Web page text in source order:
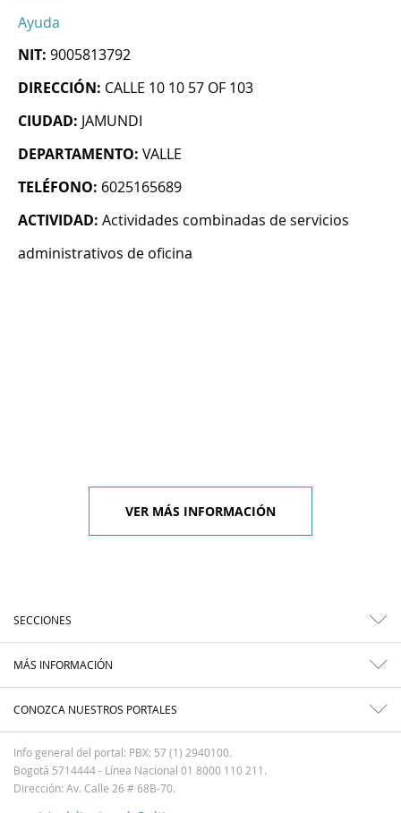
Ayuda
NIT: 9005813792
DIRECCIÓN: CALLE 10 10 57 OF 103
CIUDAD: JAMUNDI
DEPARTAMENTO: VALLE
TELÉFONO: 6025165689
ACTIVIDAD: Actividades combinadas de servicios
administrativos de oficina
VER MÁS INFORMACIÓN
SECCIONES
MÁS INFORMACIÓN
CONOZCA NUESTROS PORTALES
Info general del portal: PBX: 57 (1) 2940100.
Bogotá 5714444 - Línea Nacional 01 8000 110 211.
Dirección: Av. Calle 26 # 68B-70.